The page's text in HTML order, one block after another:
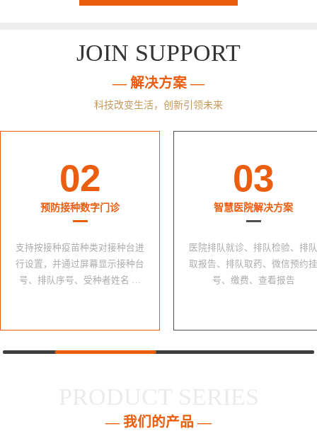
JOIN SUPPORT
— 解决方案 —
科技改变生活，创新引领未来
02
预防接种数字门诊
支持按接种疫苗种类对接种台进
行设置，并通过屏幕显示接种台
号、排队序号、受种者姓名 …
03
智慧医院解决方案
医院排队就诊、排队检验、排队
取报告、排队取药、微信预约挂
号、缴费、查看报告
— 我们的产品 —